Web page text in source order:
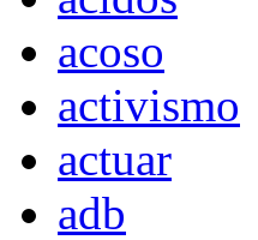
acoso
activismo
actuar
adb